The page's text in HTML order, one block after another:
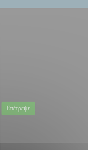
Επέτρεψε